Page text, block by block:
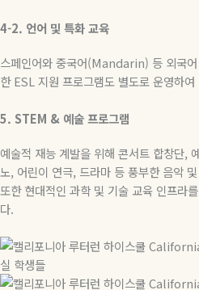
4-2. 언어 및 특화교육
스페인어와 중국어(Mandarin) 등 외국
한ESL 지원 프로그램도 별도로 운영하
5. STEM & 예술프로그램
예술적 재능 계발을 위해 콘서트 합창단,
노, 어린이 연극, 드라마 등 풍부한 음악
또한 현대적인 과학 및 기술 교육 인프라
다.